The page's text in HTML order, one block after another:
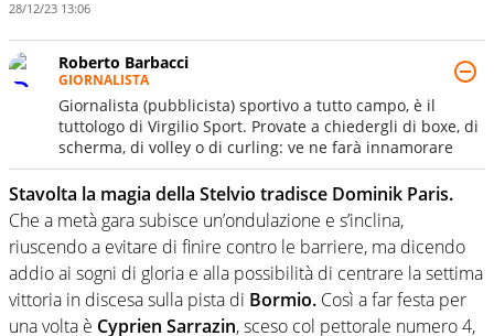
28/12/23 13:06
Roberto Barbacci
GIORNALISTA
Giornalista (pubblicista) sportivo a tutto campo, è il
tuttologo di Virgilio Sport. Provate a chiedergli di boxe, di
scherma, di volley o di curling: ve ne farà innamorare
Stavolta la magia della Stelvio tradisce Dominik Paris.
Che a metà gara subisce un’ondulazione e s’inclina,
riuscendo a evitare di finire contro le barriere, ma dicendo
addio ai sogni di gloria e alla possibilità di centrare la settima
vittoria in discesa sulla pista di Bormio. Così a far festa per
una volta è Cyprien Sarrazin, sceso col pettorale numero 4,